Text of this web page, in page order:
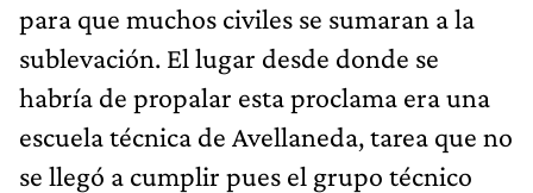
para que muchos civiles se sumaran a la
sublevación. El lugar desde donde se
habría de propalar esta proclama era una
escuela técnica de Avellaneda, tarea que no
se llegó a cumplir pues el grupo técnico